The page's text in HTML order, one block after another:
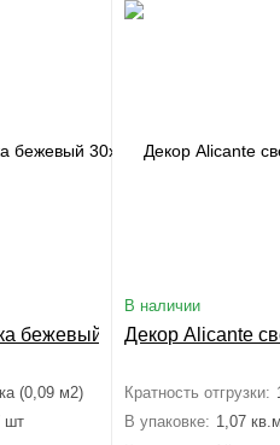
бежевый 30x30
(0,09 м2)
шт
В наличии
Декор Alicante
Кратность отгрузки:
В упаковке: 1,07